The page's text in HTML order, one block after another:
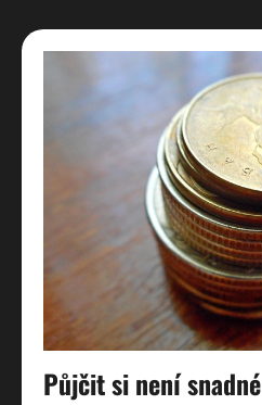
Půjčit si není snadné